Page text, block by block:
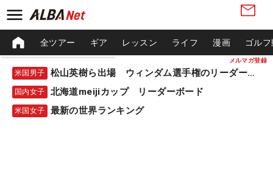
メルマガ登録
全ツアー ギア レッスン ライフ 漫画 ゴル
米国男子 松山英樹ら出場 ウィンダム選手権のリーダーボード
国内女子 北海道meijiカップ リーダーボード
米国女子 最新の世界ランキング